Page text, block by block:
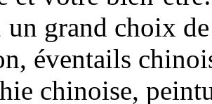
un grand choix
éventails
chinoise,